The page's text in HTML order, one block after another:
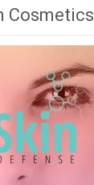
Cosmetics